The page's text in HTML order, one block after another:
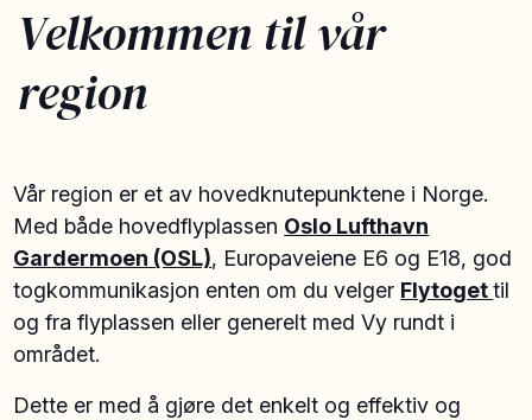
Velkommen til vår
region
Vår region er et av hovedknutepunktene i Norge.
Med både hovedflyplassen Oslo Lufthavn
Gardermoen (OSL), Europaveiene E6 og E18, god
togkommunikasjon enten om du velger Flytogettil
og fra flyplassen eller generelt med Vy rundt i
området.
Dette er med å gjøre det enkelt og effektiv og